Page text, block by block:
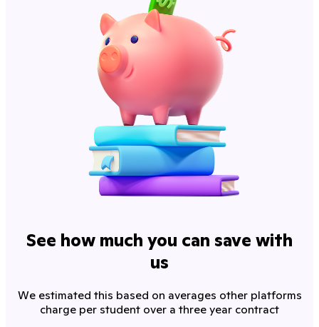
See how much you can save with
us
We estimated this based on averages other platforms
charge per student over a three year contract